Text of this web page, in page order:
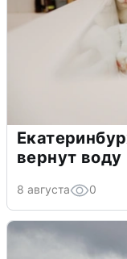
вернут воду
8 августа 0